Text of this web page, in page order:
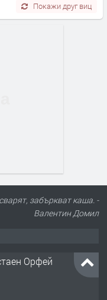
Покажи друг виц
забъркват каша. -
Валентин Домил
на ул. Липа до